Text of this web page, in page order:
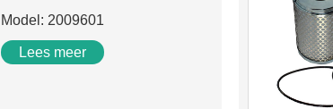
Model: 2009601
Lees meer